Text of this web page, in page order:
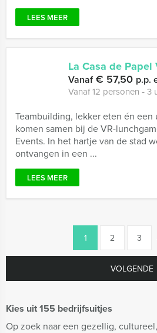
Kies uit 155 bedrijfsuitjes
Op zoek naar een gezellig,
LEES MEER
La Casa de Papel
Vanaf€ 57,50 p.p.
Vanaf 12 personen ‐ 3
Teambuilding, lekker eten én een
komen samen bij de VR-
Events. In het hartje van de stad
ontvangen in een ...
LEES MEER
1 2 3
VOLGENDE